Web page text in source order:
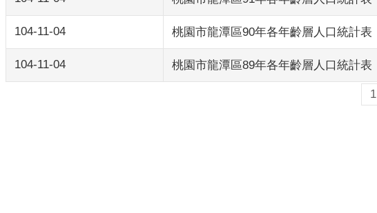
104-11-04 桃園市龍潭區90年各年齡層人口統計表
104-11-04 桃園市龍潭區89年各年齡層人口統計表
1